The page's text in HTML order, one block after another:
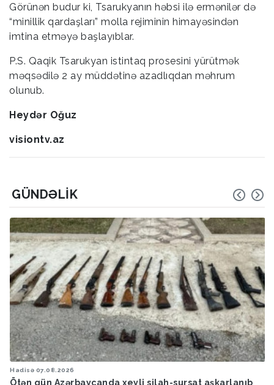
Görünən budur ki, Tsarukyanın həbsi ilə ermənilər də
“minillik qardaşları” molla rejiminin himayəsindən
imtina etməyə başlayıblar.
P.S. Qaqik Tsarukyan istintaq prosesini yürütmək
məqsədilə 2 ay müddətinə azadlıqdan məhrum
olunub.
Heydər Oğuz
visiontv.az
GÜNDƏLIK
Hadisə 07.08.2026
Ötən ay 13 stomatoloq məsuliyyətə cəlb edilib